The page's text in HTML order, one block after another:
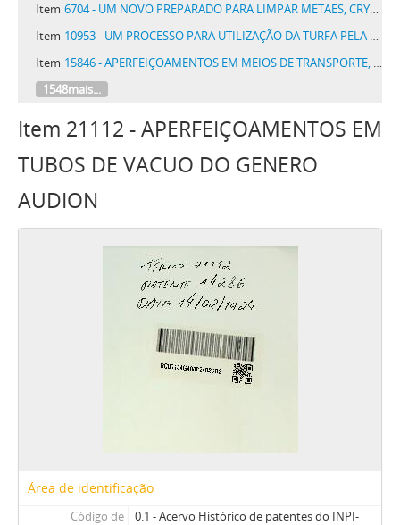
Item 6704 - UM NOVO PREPARADO PARA LIMPAR METAES, CRYSTAES, VIDROS, LOUÇA, PEDRAS PRECIOSAS E SEMELHANTES, DENOMINADO RODOLFINO
Item 10953 - UM PROCESSO PARA UTILIZAÇÃO DA TURFA PELA GAZEIFICAÇÃO EM GAZOGENEOS COM RECUPERAÇÃO DOS SUB-PRODUCTOS
Item 15846 - APERFEIÇOAMENTOS EM MEIOS DE TRANSPORTE, ESPECIALMENTE EM CARROS DE CARGA, CAMINHÕES-AUTOMOVEIS E SEMELHANTES
1548mais...
Item 21112 - APERFEIÇOAMENTOS EM
TUBOS DE VACUO DO GENERO
AUDION
Área de identificação
Código de
0.1 - Acervo Histórico de patentes do INPI-